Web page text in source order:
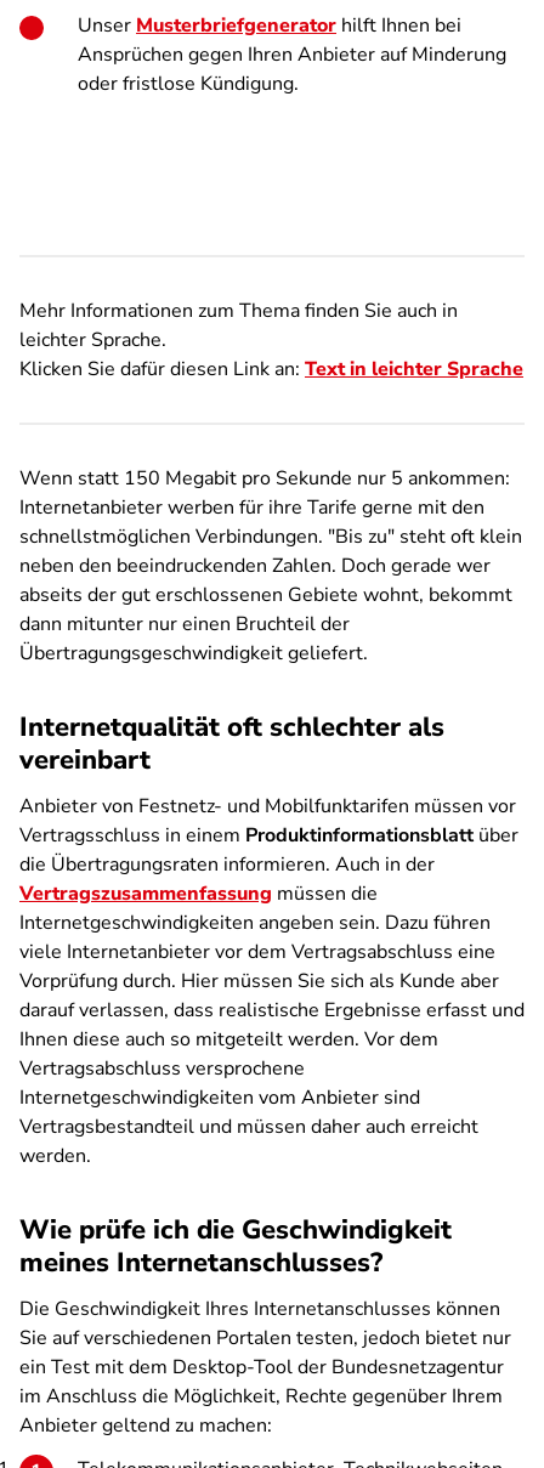
Unser Musterbriefgenerator hilft Ihnen bei
Ansprüchen gegen Ihren Anbieter auf Minderung
oder fristlose Kündigung.
Mehr Informationen zum Thema finden Sie auch in
leichter Sprache.
Klicken Sie dafür diesen Link an: Text in leichter Sprache
Wenn statt 150 Megabit pro Sekunde nur 5 ankommen:
Internetanbieter werben für ihre Tarife gerne mit den
schnellstmöglichen Verbindungen. "Bis zu" steht oft klein
neben den beeindruckenden Zahlen. Doch gerade wer
abseits der gut erschlossenen Gebiete wohnt, bekommt
dann mitunter nur einen Bruchteil der
Übertragungsgeschwindigkeit geliefert.
Internetqualität oft schlechter als
vereinbart
Anbieter von Festnetz- und Mobilfunktarifen müssen vor
Vertragsschluss in einem Produktinformationsblattüber
die Übertragungsraten informieren. Auch in der
Vertragszusammenfassung müssen die
Internetgeschwindigkeiten angeben sein. Dazu führen
viele Internetanbieter vor dem Vertragsabschluss eine
Vorprüfung durch. Hier müssen Sie sich als Kunde aber
darauf verlassen, dass realistische Ergebnisse erfasst und
Ihnen diese auch so mitgeteilt werden. Vor dem
Vertragsabschluss versprochene
Internetgeschwindigkeiten vom Anbieter sind
Vertragsbestandteil und müssen daher auch erreicht
werden.
Wie prüfe ich die Geschwindigkeit
meines Internetanschlusses?
Die Geschwindigkeit Ihres Internetanschlusses können
Sie auf verschiedenen Portalen testen, jedoch bietet nur
ein Test mit dem Desktop-Tool der Bundesnetzagentur
im Anschluss die Möglichkeit, Rechte gegenüber Ihrem
Anbieter geltend zu machen: